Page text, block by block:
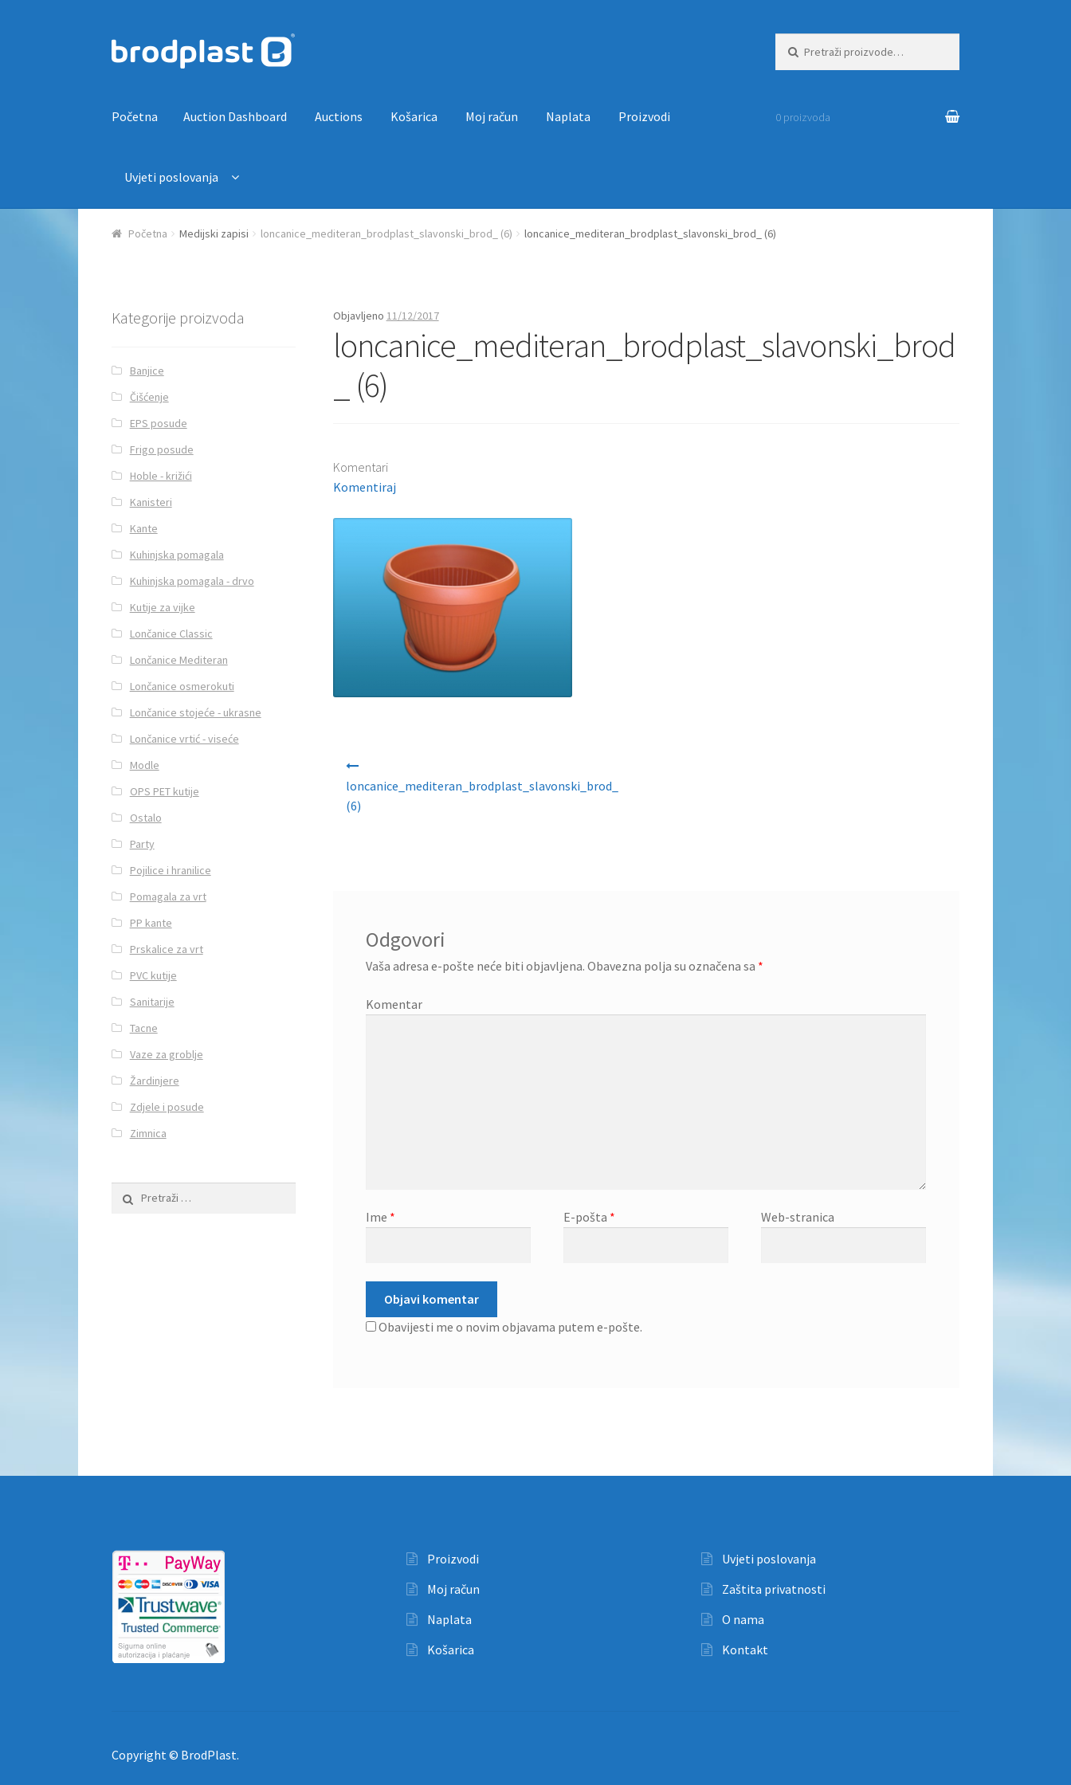
Preskoči na navigaciju
Skoči do sadržaja
Početna Auction Dashboard Auctions Košarica Moj račun Naplata Proizvodi
Uvjeti poslovanja
PočetnaAuction DashboardAuctions Košarica Moj račun Naplata Proizvodi Uvjeti poslovanja
0 proizvoda
Početna Medijski zapisi loncanice_mediteran_brodplast_slavonski_brod_ (6) loncanice_mediteran_brodplast_slavonski_brod_ (6)
Objavljeno 11/12/2017
loncanice_mediteran_brodplast_slavonski_brod
_ (6)
Komentari
Komentiraj
loncanice_mediteran_brodplast_slavonski_brod_
(6)
Odgovori
Vaša adresa e-pošte neće biti objavljena. Obavezna polja su označena sa *
Komentar
Ime * E-pošta * Web-stranica
Obavijesti me o novim objavama putem e-pošte.
Kategorije proizvoda
Banjice
Čišćenje
EPS posude
Frigo posude
Hoble - križići
Kanisteri
Kante
Kuhinjska pomagala
Kuhinjska pomagala - drvo
Kutije za vijke
Lončanice Classic
Lončanice Mediteran
Lončanice osmerokuti
Lončanice stojeće - ukrasne
Lončanice vrtić - viseće
Modle
OPS PET kutije
Ostalo
Party
Pojilice i hranilice
Pomagala za vrt
PP kante
Prskalice za vrt
PVC kutije
Sanitarije
Tacne
Vaze za groblje
Žardinjere
Zdjele i posude
Zimnica
Pretraži:
Proizvodi
Moj račun
Naplata
Košarica
Uvjeti poslovanja
Zaštita privatnosti
O nama
Kontakt
Copyright © BrodPlast.